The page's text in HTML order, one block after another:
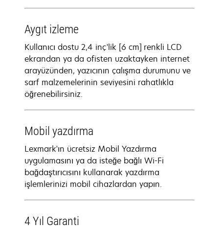
Aygıt izleme
Kullanıcı dostu 2,4 inç'lik [6 cm] renkli LCD
ekrandan ya da ofisten uzaktayken internet
arayüzünden, yazıcının çalışma durumunu ve
sarf malzemelerinin seviyesini rahatlıkla
öğrenebilirsiniz.
Mobil yazdırma
Lexmark'ın ücretsiz Mobil Yazdırma
uygulamasını ya da isteğe bağlı Wi-Fi
bağdaştırıcısını kullanarak yazdırma
işlemlerinizi mobil cihazlardan yapın.
4 Yıl Garanti